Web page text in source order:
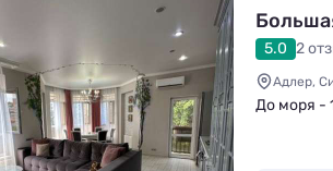
5.0 2
Адлер,
До моря -